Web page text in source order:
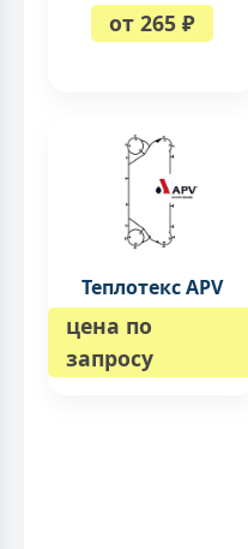
от 265 ₽
Теплотекс APV
цена по
запросу